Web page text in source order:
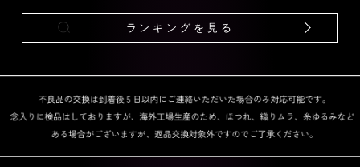
ランキングを見る